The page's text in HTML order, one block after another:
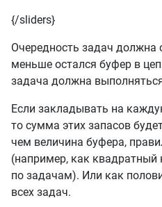
{/sliders}
Очередность задач должна
меньше остался буфер в
задача должна
Если закладывать на
то сумма этих запасов
чем величина буфера,
(например, как
по задачам). Или как
всех задач.